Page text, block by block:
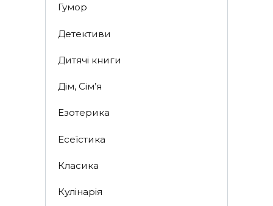
Гумор
Детективи
Дитячі книги
Дім, Сім’я
Езотерика
Есеїстика
Класика
Кулінарія